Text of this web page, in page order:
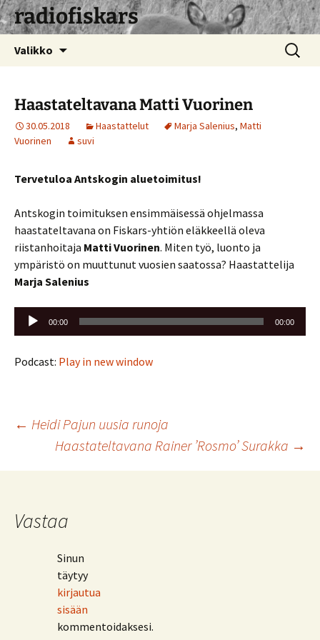
radiofiskars
Valikko Haku:
Haastateltavana Matti Vuorinen
30.05.2018 Haastattelut Marja Salenius, Matti
Vuorinen
suvi
Tervetuloa Antskogin aluetoimitus!
Antskogin toimituksen ensimmäisessä ohjelmassa
haastateltavana on Fiskars-yhtiön eläkkeellä oleva
riistanhoitaja Matti Vuorinen. Miten työ, luonto ja
ympäristö on muuttunut vuosien saatossa? Haastattelija
Marja Salenius
Äänitoistin
00:00 00:00
Podcast: Play in new window
Artikkelien
selaus
← Heidi Pajun uusia runoja
Haastateltavana Rainer ’Rosmo’ Surakka →
Vastaa
Sinun
täytyy
kirjautua
sisään
kommentoidaksesi.